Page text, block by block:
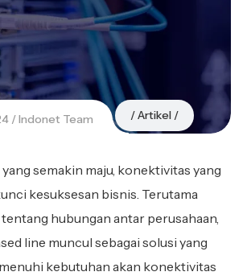
Indonet Team Artikel
semakin maju, konektivitas yang
kesuksesan bisnis. Terutama
hubungan antar perusahaan,
line muncul sebagai solusi yang
kebutuhan akan konektivitas